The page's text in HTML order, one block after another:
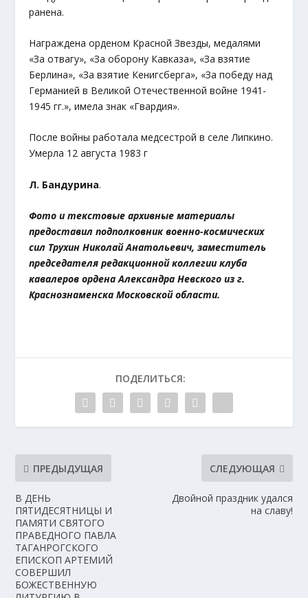
ранена.
Награждена орденом Красной Звезды, медалями
«За отвагу», «За оборону Кавказа», «За взятие
Берлина», «За взятие Кенигсберга», «За победу над
Германией в Великой Отечественной войне 1941-
1945 гг.», имела знак «Гвардия».
После войны работала медсестрой в селе Липкино.
Умерла 12 августа 1983 г
Л. Бандурина.
Фото и текстовые архивные материалы
предоставил подполковник военно-космических
сил Трухин Николай Анатольевич, заместитель
председателя редакционной коллегии клуба
кавалеров ордена Александра Невского из г.
Краснознаменска Московской области.
ПОДЕЛИТЬСЯ:
ПРЕДЫДУЩАЯ
В ДЕНЬ
ПЯТИДЕСЯТНИЦЫ И
ПАМЯТИ СВЯТОГО
ПРАВЕДНОГО ПАВЛА
ТАГАНРОГСКОГО
ЕПИСКОП АРТЕМИЙ
СОВЕРШИЛ
БОЖЕСТВЕННУЮ
СЛЕДУЮЩАЯ
Двойной праздник удался
на славу!